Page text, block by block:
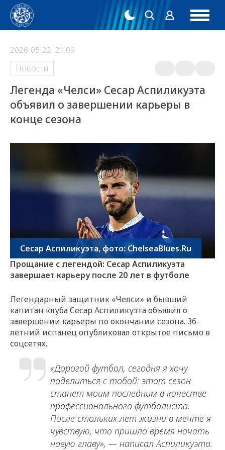
2026-05-22, 21:09
Новости
Легенда «Челси» Сесар Аспиликуэта
объявил о завершении карьеры в
конце сезона
Сесар Аспиликуэта, фото: ChelseaBlues.Ru
Прощание с легендой: Сесар Аспиликуэта
завершает карьеру после 20 лет в футболе
Легендарный защитник «Челси» и бывший
капитан клуба Сесар Аспиликуэта объявил о
завершении карьеры по окончании сезона. 36-
летний испанец опубликовал открытое письмо в
соцсетях.
«Дорогой футбол, сегодня я хочу
поделиться с тобой: этот сезон
станет моим последним в качестве
профессионального футболиста.
После стольких лет жизни в мечте я
чувствую, что пришло время начать
новую главу», — написал Аспиликуэта.